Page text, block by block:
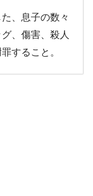
、息子の数々
、傷害、殺人
すること。